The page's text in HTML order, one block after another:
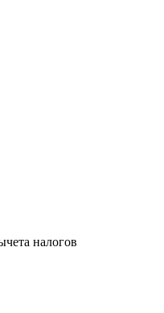
налогов